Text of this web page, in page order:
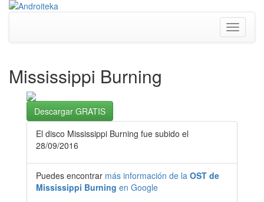
Toggle
Mississippi Burning
Descargar GRATIS
El disco Mississippi Burning fue subido el
28/09/2016
Puedes encontrar más información de la OST de
Mississippi Burning en Google